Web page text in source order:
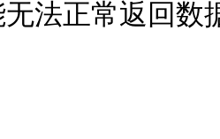
法正常返回数